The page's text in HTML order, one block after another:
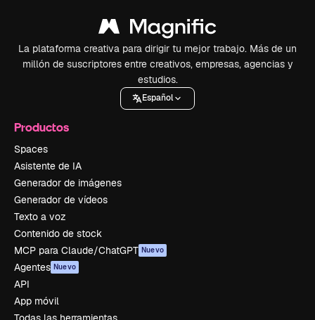
La plataforma creativa para dirigir tu mejor trabajo. Más de un
millón de suscriptores entre creativos, empresas, agencias y
estudios.
Español
Productos
Spaces
Asistente de IA
Generador de imágenes
Generador de vídeos
Texto a voz
Contenido de stock
MCP para Claude/ChatGPT Nuevo
Agentes Nuevo
API
App móvil